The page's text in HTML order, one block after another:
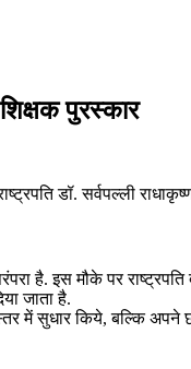
पुरस्‍कार
डॉ. सर्वपल्ली
है. इस मौके पर राष्‍ट्रपति
जाता है.
में सुधार किये, बल्कि अपने